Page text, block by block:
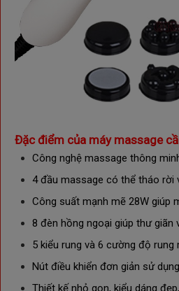
Đặc điểm của máy massage
Công nghệ massage thông
4 đầu massage có thể tháo rời
Công suất mạnh mẽ 28W giúp
8 đèn hồng ngoại giúp thư giãn
5 kiểu rung và 6 cường độ rung
Nút điều khiển đơn giản sử
Thiết kế nhỏ gọn, kiểu dáng